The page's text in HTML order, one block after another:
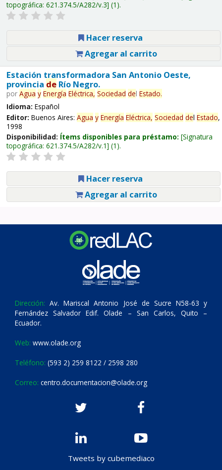
topográfica: 621.374.5/A282/v.3 (1).
Hacer reserva
Agregar al carrito
Estación transformadora San Antonio Oeste,
provincia deRío Negro.
por Agua y Energía Eléctrica, Sociedad del Estado.
Idioma: Español
Editor: Buenos Aires: Agua y Energía Eléctrica, Sociedad del Estado,
1998
Disponibilidad: Ítems disponibles para préstamo: Signatura
topográfica: 621.374.5/A282/v.1 (1).
Hacer reserva
Agregar al carrito
Dirección: Av. Mariscal Antonio José de Sucre N58-63 y
Fernández Salvador Edif. Olade – San Carlos, Quito –
Ecuador.
Web: www.olade.org
Teléfono: (593 2) 259 8122 / 2598 280
Correo: centro.documentacion@olade.org
Tweets by cubemediaco